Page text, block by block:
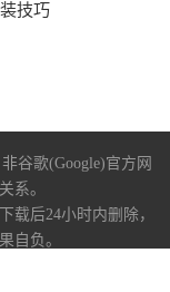
技巧
谷歌(Google)官方网
系。
载后24小时内删除，
自负。